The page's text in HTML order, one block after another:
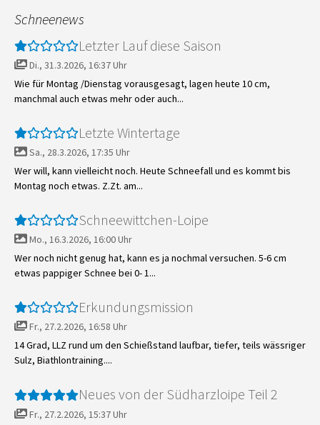
Schneenews
Letzter Lauf diese Saison
Di., 31.3.2026, 16:37 Uhr
Wie für Montag /Dienstag vorausgesagt, lagen heute 10 cm,
manchmal auch etwas mehr oder auch...
Letzte Wintertage
Sa., 28.3.2026, 17:35 Uhr
Wer will, kann vielleicht noch. Heute Schneefall und es kommt bis
Montag noch etwas. Z.Zt. am...
Schneewittchen-Loipe
Mo., 16.3.2026, 16:00 Uhr
Wer noch nicht genug hat, kann es ja nochmal versuchen. 5-6 cm
etwas pappiger Schnee bei 0- 1...
Erkundungsmission
Fr., 27.2.2026, 16:58 Uhr
14 Grad, LLZ rund um den Schießstand laufbar, tiefer, teils wässriger
Sulz, Biathlontraining....
Neues von der Südharzloipe Teil 2
Fr., 27.2.2026, 15:37 Uhr